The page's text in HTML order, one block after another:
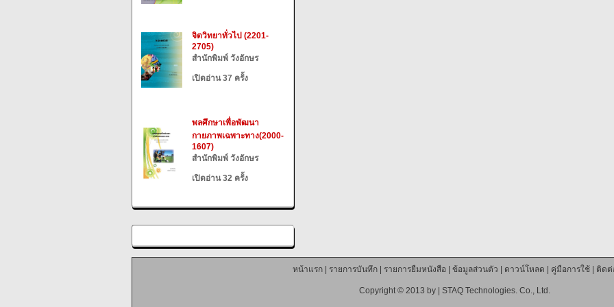
จิตวิทยาทั่วไป (2201-
2705)
สำนักพิมพ์ วังอักษร
เปิดอ่าน 37 ครั้ง
พลศึกษาเพื่อพัฒนา
กายภาพเฉพาะทาง(2000-
1607)
สำนักพิมพ์ วังอักษร
เปิดอ่าน 32 ครั้ง
หน้าแรก| รายการบันทึก| รายการยืมหนังสือ ข้อมูลส่วนตัว ดาวน์โหลด คู่มือการใช้| ติดต่
Copyright © 2013 by | STAQ Technologies. Co., Ltd.